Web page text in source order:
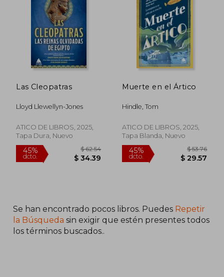
$ 19.04
Las Cleopatras
Lloyd Llewellyn-Jones
ATICO DE LIBROS, 2025,
Tapa Dura, Nuevo
Muerte en el Ártico
Hindle, Tom
ATICO DE LIBROS, 2025,
Tapa Blanda, Nuevo
Se han encontrado pocos libros. Puedes Repetir
la Búsqueda sin exigir que estén presentes todos
los términos buscados..